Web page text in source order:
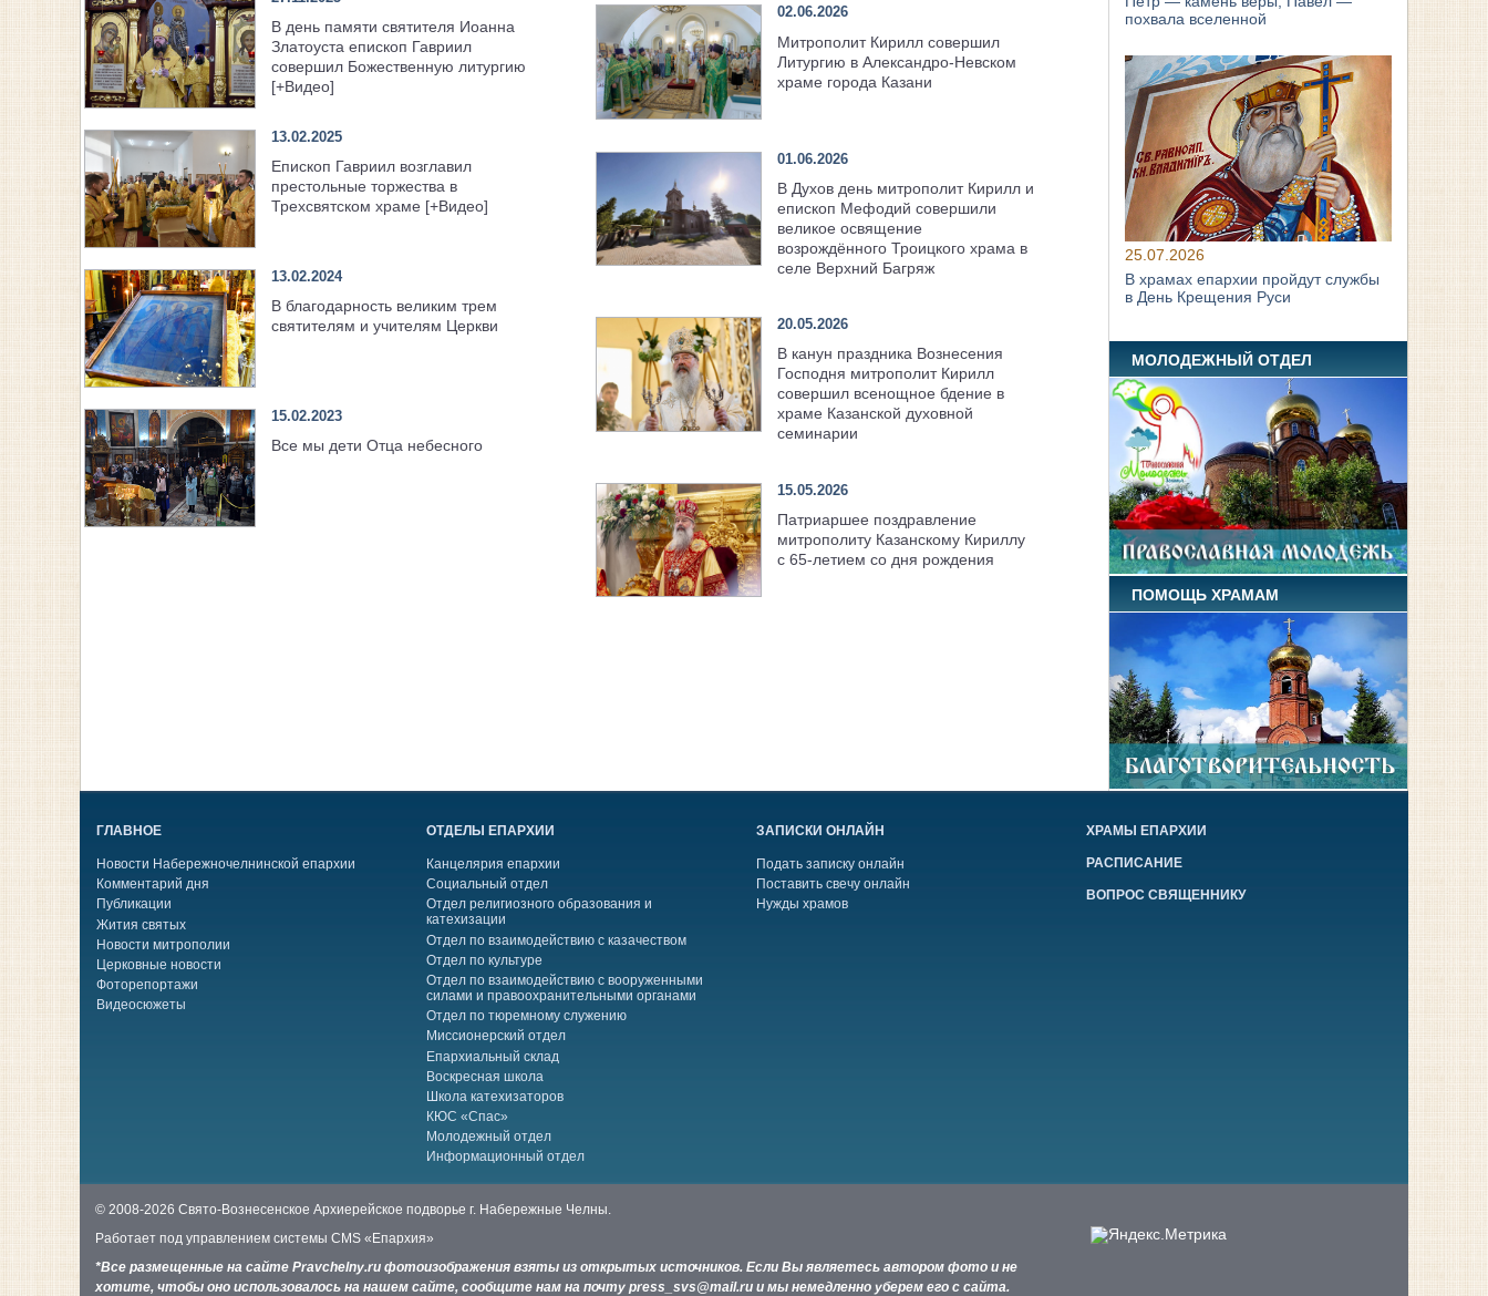
В день памяти святителя Иоанна
Златоуста епископ Гавриил
совершил Божественную литургию
[+Видео]
13.02.2025
Епископ Гавриил возглавил
престольные торжества в
Трехсвятском храме [+Видео]
13.02.2024
В благодарность великим трем
святителям и учителям Церкви
15.02.2023
Все мы дети Отца небесного
02.06.2026
Митрополит Кирилл совершил
Литургию в Александро-Невском
храме города Казани
01.06.2026
В Духов день митрополит Кирилл и
епископ Мефодий совершили
великое освящение
возрождённого Троицкого храма в
селе Верхний Багряж
20.05.2026
В канун праздника Вознесения
Господня митрополит Кирилл
совершил всенощное бдение в
храме Казанской духовной
семинарии
15.05.2026
Патриаршее поздравление
митрополиту Казанскому Кириллу
с 65-летием со дня рождения
похвала вселенной
25.07.2026
В храмах епархии пройдут службы
в День Крещения Руси
МОЛОДЕЖНЫЙ ОТДЕЛ
ПОМОЩЬ ХРАМАМ
ГЛАВНОЕ
Новости Набережночелнинской епархии
Комментарий дня
Публикации
Жития святых
Новости митрополии
Церковные новости
Фоторепортажи
Видеосюжеты
ОТДЕЛЫ ЕПАРХИИ
Канцелярия епархии
Социальный отдел
Отдел религиозного образования и
катехизации
Отдел по взаимодействию с казачеством
Отдел по культуре
Отдел по взаимодействию с вооруженными
силами и правоохранительными органами
Отдел по тюремному служению
Миссионерский отдел
Епархиальный склад
Воскресная школа
Школа катехизаторов
КЮС «Спас»
Молодежный отдел
Информационный отдел
ЗАПИСКИ ОНЛАЙН
Подать записку онлайн
Поставить свечу онлайн
Нужды храмов
ХРАМЫ ЕПАРХИИ
РАСПИСАНИЕ
ВОПРОС СВЯЩЕННИКУ
© 2008-2026 Свято-Вознесенское Архиерейское подворье г. Набережные Челны.
Работает под управлением системы CMS «Епархия»
*Все размещенные на сайте Pravchelny.ru фотоизображения взяты из открытых источников. Если Вы являетесь автором фото и не
хотите, чтобы оно использовалось на нашем сайте, сообщите нам на почту press_svs@mail.ru и мы немедленно уберем его с сайта.